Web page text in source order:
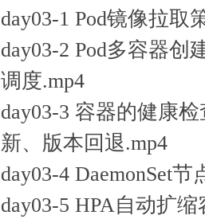
day03-1 Pod镜像拉取
day03-2 Pod多容器创
调度.mp4
day03-3 容器的健康
新、版本回退.mp4
day03-4 DaemonSet
day03-5 HPA自动扩